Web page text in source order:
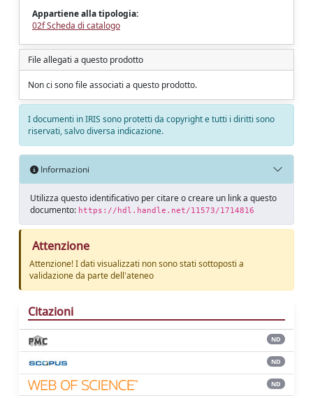
Appartiene alla tipologia:
02f Scheda di catalogo
File allegati a questo prodotto
Non ci sono file associati a questo prodotto.
I documenti in IRIS sono protetti da copyright e tutti i diritti sono
riservati, salvo diversa indicazione.
Informazioni
Utilizza questo identificativo per citare o creare un link a questo
documento: https://hdl.handle.net/11573/1714816
Attenzione
Attenzione! I dati visualizzati non sono stati sottoposti a
validazione da parte dell'ateneo
Citazioni
ND
ND
ND